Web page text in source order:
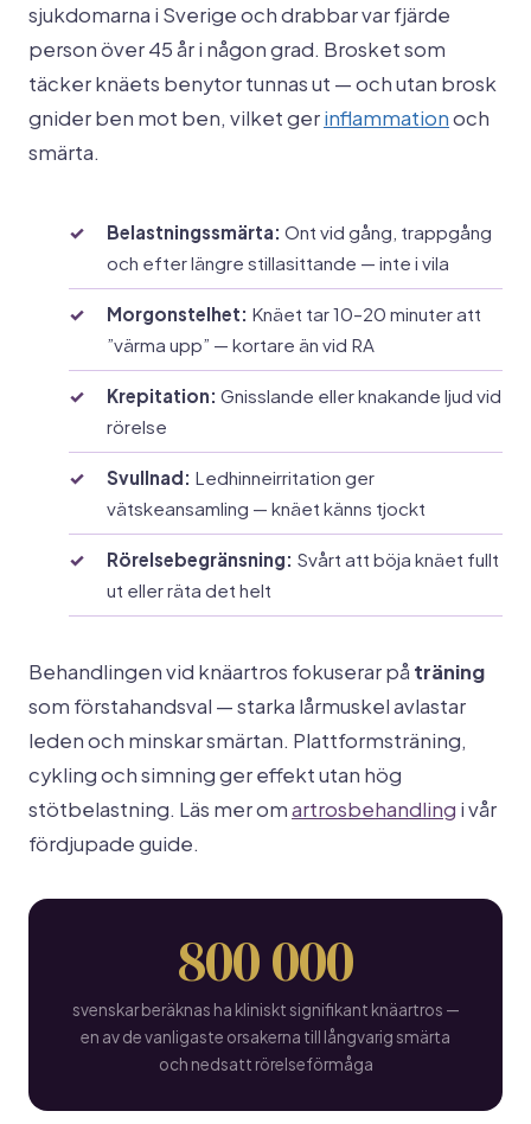
sjukdomarna i Sverige och drabbar var fjärde
person över 45 år i någon grad. Brosket som
täcker knäets benytor tunnas ut — och utan brosk
gnider ben mot ben, vilket gerinflammationoch
smärta.
Belastningssmärta: Ont vid gång, trappgång
och efter längre stillasittande — inte i vila
Morgonstelhet: Knäet tar 10–20 minuter att
”värma upp” — kortare än vid RA
Krepitation: Gnisslande eller knakande ljud vid
rörelse
Svullnad: Ledhinneirritation ger
vätskeansamling — knäet känns tjockt
Rörelsebegränsning: Svårt att böja knäet fullt
ut eller räta det helt
Behandlingen vid knäartros fokuserar på träning
som förstahandsval — starka lårmuskel avlastar
leden och minskar smärtan. Plattformsträning,
cykling och simning ger effekt utan hög
stötbelastning. Läs mer omartrosbehandling i vår
fördjupade guide.
800 000
svenskar beräknas ha kliniskt signifikant knäartros —
en av de vanligaste orsakerna till långvarig smärta
och nedsatt rörelseförmåga